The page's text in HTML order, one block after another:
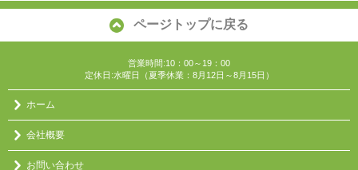
ページトップに戻る
営業時間:10：00～19：00
定休日:水曜日（夏季休業：8月12日～8月15日）
ホーム
会社概要
お問い合わせ